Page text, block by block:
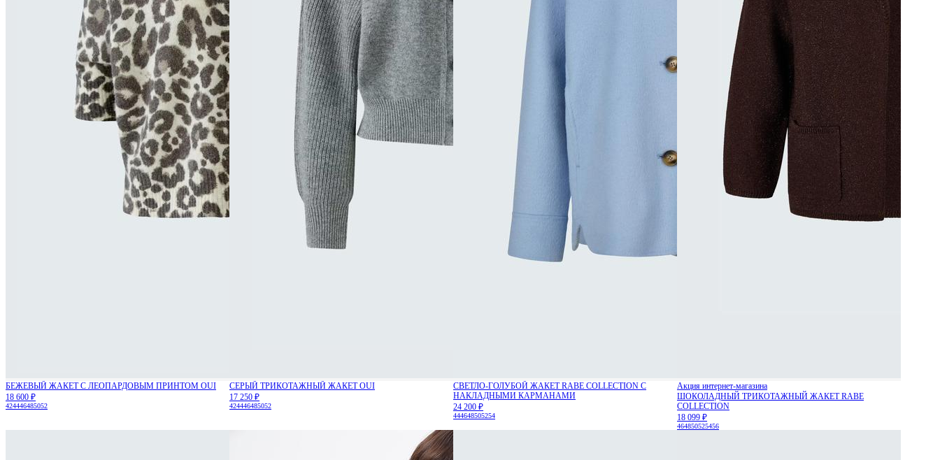
БЕЖЕВЫЙ ЖАКЕТ С ЛЕОПАРДОВЫМ ПРИНТОМ OUI
18 600 ₽
424446485052
СЕРЫЙ ТРИКОТАЖНЫЙ ЖАКЕТ OUI
17 250 ₽
424446485052
СВЕТЛО-ГОЛУБОЙ ЖАКЕТ RABE COLLECTION С
НАКЛАДНЫМИ КАРМАНАМИ
24 200 ₽
444648505254
Акция интернет-магазина
ШОКОЛАДНЫЙ ТРИКОТАЖНЫЙ ЖАКЕТ RABE
COLLECTION
18 099 ₽
464850525456